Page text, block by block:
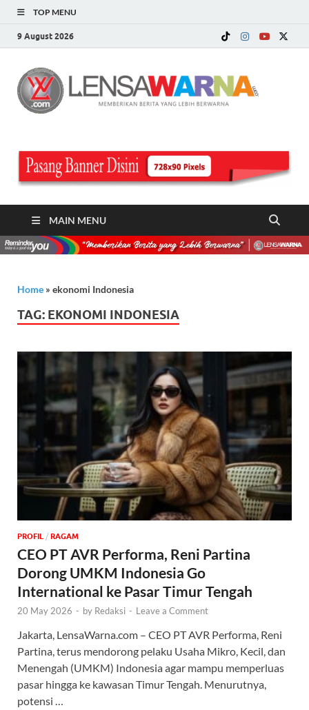
TOP MENU
9 August 2026
MAIN MENU
Home » ekonomi Indonesia
TAG: EKONOMI INDONESIA
PROFIL / ‎RAGAM
CEO PT AVR Performa, Reni Partina
Dorong UMKM Indonesia Go
International ke Pasar Timur Tengah
20 May 2026 - by Redaksi - Leave a Comment
Jakarta, LensaWarna.com – CEO PT AVR Performa, Reni
Partina, terus mendorong pelaku Usaha Mikro, Kecil, dan
Menengah (UMKM) Indonesia agar mampu memperluas
pasar hingga ke kawasan Timur Tengah. Menurutnya,
potensi …